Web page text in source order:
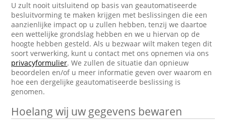
U zult nooit uitsluitend op basis van geautomatiseerde
besluitvorming te maken krijgen met beslissingen die een
aanzienlijke impact op u zullen hebben, tenzij we daartoe
een wettelijke grondslag hebben en we u hiervan op de
hoogte hebben gesteld. Als u bezwaar wilt maken tegen dit
soort verwerking, kunt u contact met ons opnemen via ons
privacyformulier. We zullen de situatie dan opnieuw
beoordelen en/of u meer informatie geven over waarom en
hoe een dergelijke geautomatiseerde beslissing is
genomen.
Hoelang wij uw gegevens bewaren